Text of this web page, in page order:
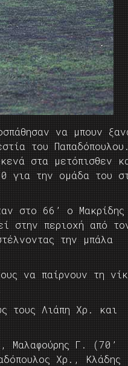
να μπουν
του Παπαδόπουλου.
στα μετόπισθεν
για την ομάδα του
στο 66’ ο Μακρίδης
στην περιοχή από
την μπάλα
να παίρνουν τη
τους Λιάπη Χρ. και
Μαλαφούρης Γ. (70’
Χρ., Κλάδης